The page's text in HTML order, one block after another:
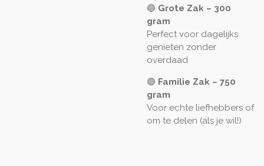
🔵 Grote Zak – 300
gram
Perfect voor dagelijks
genieten zonder
overdaad
🟣 Familie Zak – 750
gram
Voor echte liefhebbers of
om te delen (als je wil!)